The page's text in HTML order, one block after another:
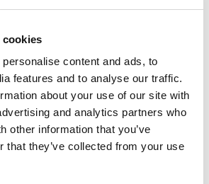
cookies
content and ads, to
features and to analyse our traffic.
about your use of our site with
and analytics partners who
other information that you’ve
that they’ve collected from your use
020017051001303
Onderdelen